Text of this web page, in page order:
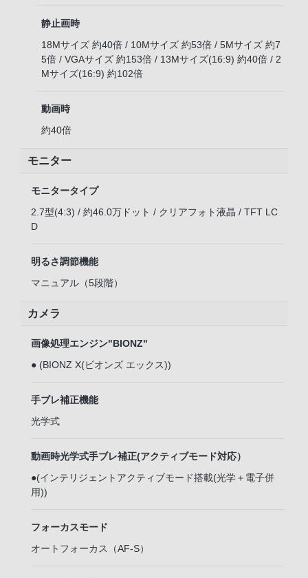
静止画時
18Mサイズ 約40倍 / 10Mサイズ 約53倍 / 5Mサイズ 約7
5倍 / VGAサイズ 約153倍 / 13Mサイズ(16:9) 約40倍 / 2
Mサイズ(16:9) 約102倍
動画時
約40倍
モニター
モニタータイプ
2.7型(4:3) / 約46.0万ドット / クリアフォト液晶 / TFT LC
D
明るさ調節機能
マニュアル（5段階）
カメラ
画像処理エンジン"BIONZ"
● (BIONZ X(ビオンズ エックス))
手ブレ補正機能
光学式
動画時光学式手ブレ補正(アクティブモード対応）
●(インテリジェントアクティブモード搭載(光学＋電子併
用))
フォーカスモード
オートフォーカス（AF-S）